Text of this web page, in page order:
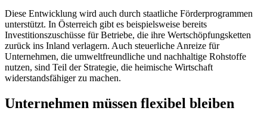
Diese Entwicklung wird auch durch staatliche Förderprogrammen
unterstützt. In Österreich gibt es beispielsweise bereits
Investitionszuschüsse für Betriebe, die ihre Wertschöpfungsketten
zurück ins Inland verlagern. Auch steuerliche Anreize für
Unternehmen, die umweltfreundliche und nachhaltige Rohstoffe
nutzen, sind Teil der Strategie, die heimische Wirtschaft
widerstandsfähiger zu machen.
Unternehmen müssen flexibel bleiben